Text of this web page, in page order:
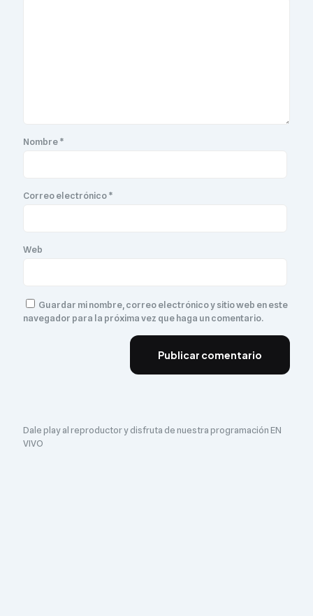
Nombre*
Correo electrónico*
Web
Guardar mi nombre, correo electrónico y sitio web en este
navegador para la próxima vez que haga un comentario.
Dale play al reproductor y disfruta de nuestra programación EN
VIVO